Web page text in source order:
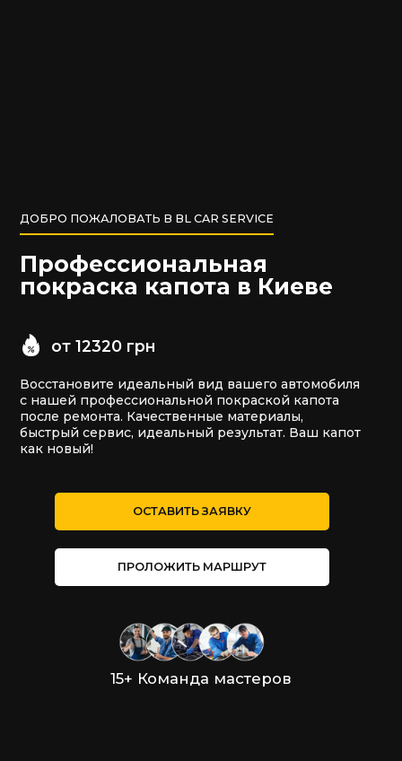
ДОБРО ПОЖАЛОВАТЬ В BL CAR SERVICE
Профессиональная
покраска капота в Киеве
от 12320 грн
Восстановите идеальный вид вашего автомобиля
с нашей профессиональной покраской капота
после ремонта. Качественные материалы,
быстрый сервис, идеальный результат. Ваш капот
как новый!
ОСТАВИТЬ ЗАЯВКУ
ПРОЛОЖИТЬ МАРШРУТ
15+ Команда мастеров